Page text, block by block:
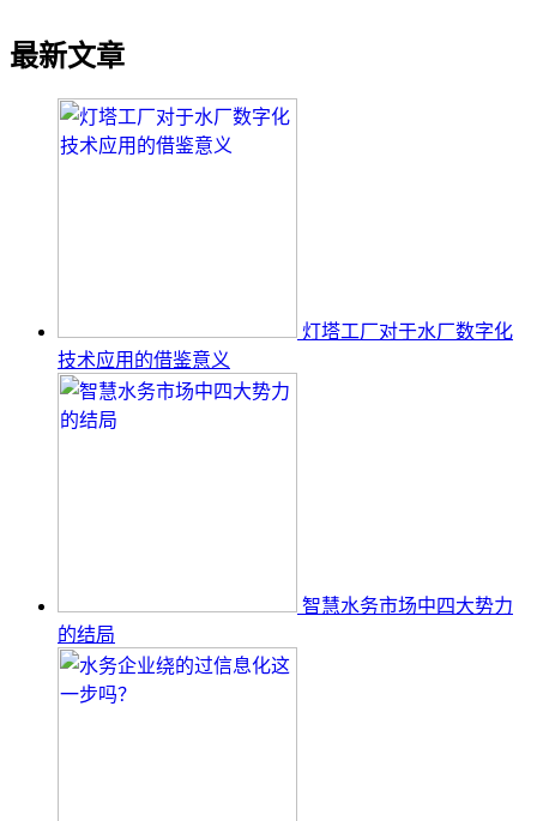
最新文章
灯塔工厂对于水厂数字化
技术应用的借鉴意义
智慧水务市场中四大势力
的结局